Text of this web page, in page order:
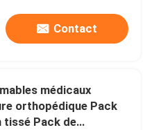
Contact
médicaux
orthopédique Pack
tissé Pack de